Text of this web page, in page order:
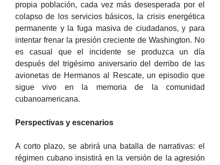
propia población, cada vez más desesperada por el
colapso de los servicios básicos, la crisis energética
permanente y la fuga masiva de ciudadanos, y para
intentar frenar la presión creciente de Washington. No
es casual que el incidente se produzca un día
después del trigésimo aniversario del derribo de las
avionetas de Hermanos al Rescate, un episodio que
sigue vivo en la memoria de la comunidad
cubanoamericana.
Perspectivas y escenarios
A corto plazo, se abrirá una batalla de narrativas: el
régimen cubano insistirá en la versión de la agresión